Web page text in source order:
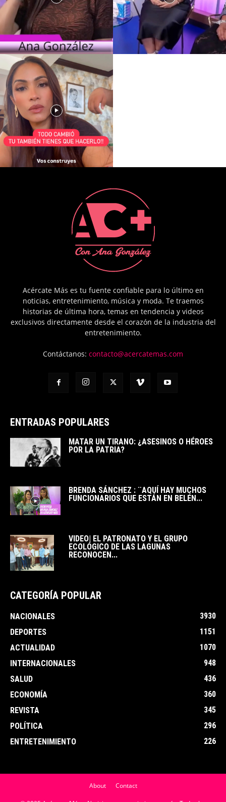
Acércate Más es tu fuente confiable para lo último en
noticias, entretenimiento, música y moda. Te traemos
historias de última hora, temas en tendencia y videos
exclusivos directamente desde el corazón de la industria del
entretenimiento.
Contáctanos: contacto@acercatemas.com
ENTRADAS POPULARES
MATAR UN TIRANO: ¿ASESINOS O HÉROES
POR LA PATRIA?
BRENDA SÁNCHEZ : ¨AQUÍ HAY MUCHOS
FUNCIONARIOS QUE ESTÁN EN BELÉN...
VIDEO| EL PATRONATO Y EL GRUPO
ECOLÓGICO DE LAS LAGUNAS
RECONOCEN...
CATEGORÍA POPULAR
NACIONALES
3930
DEPORTES
1151
ACTUALIDAD
1070
INTERNACIONALES
948
SALUD
436
ECONOMÍA
360
REVISTA
345
POLÍTICA
296
ENTRETENIMIENTO
226
About Contact